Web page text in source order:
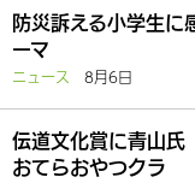
防災訴える小学生
ーマ
ニュース 8月6日
伝道文化賞に青山
おてらおやつクラ